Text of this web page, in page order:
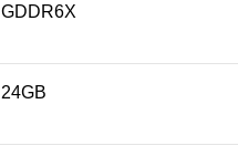
GDDR6X
24GB